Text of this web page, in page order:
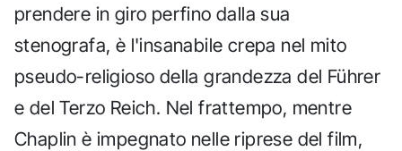
prendere in giro perfino dalla sua
stenografa, è l'insanabile crepa nel mito
pseudo-religioso della grandezza del Führer
e del Terzo Reich. Nel frattempo, mentre
Chaplin è impegnato nelle riprese del film,